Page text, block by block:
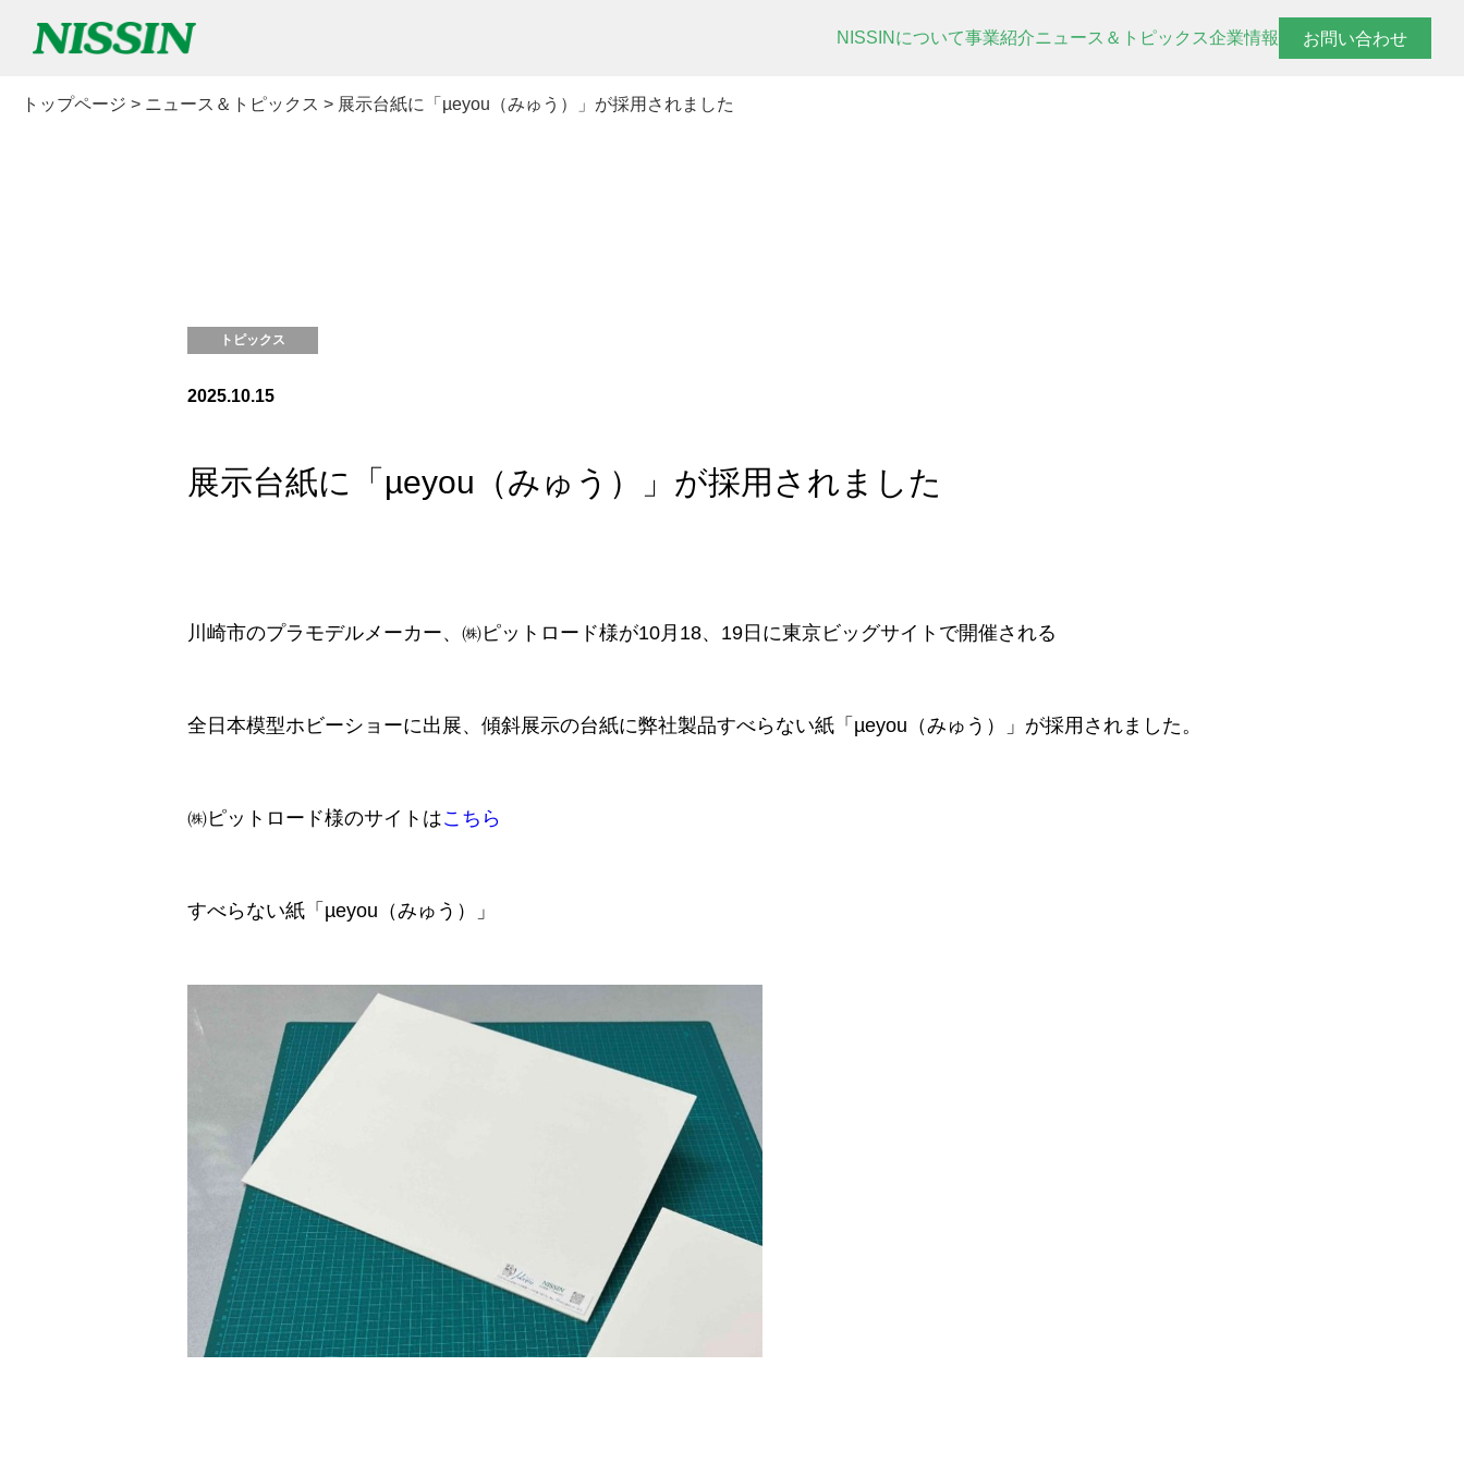
NISSINについて事業紹介ニュース＆トピックス企業情報 お問い合わせ
トップページ > ニュース＆トピックス > 展示台紙に「µeyou（みゅう）」が採用されました
トピックス
2025.10.15
展示台紙に「µeyou（みゅう）」が採用されました
川崎市のプラモデルメーカー、㈱ピットロード様が10月18、19日に東京ビッグサイトで開催される
全日本模型ホビーショーに出展、傾斜展示の台紙に弊社製品すべらない紙「µeyou（みゅう）」が採用されました。
㈱ピットロード様のサイトはこちら
すべらない紙「µeyou（みゅう）」